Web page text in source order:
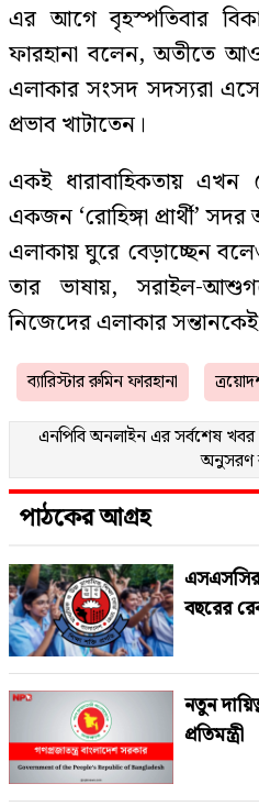
এর আগে বৃহস্পতিবার
ফারহানা বলেন, অতীতে
এলাকার সংসদ সদস্যরা
প্রভাব খাটাতেন।
একই ধারাবাহিকতায়
একজন ‘রোহিঙ্গা প্রার্থী’
এলাকায় ঘুরে বেড়াচ্ছেন
তার ভাষায়, সরাইল-
নিজেদের এলাকার
ব্যারিস্টার রুমিন ফারহানা
এনপিবি অনলাইন এর সর্বশেষ
পাঠকের আগ্রহ
বছরের
নতুন
প্রতিমন্ত্রী